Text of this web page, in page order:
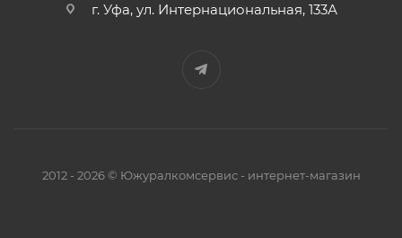
г. Уфа, ул. Интернациональная, 133А
2012 - 2026 © Южуралкомсервис - интернет-магазин